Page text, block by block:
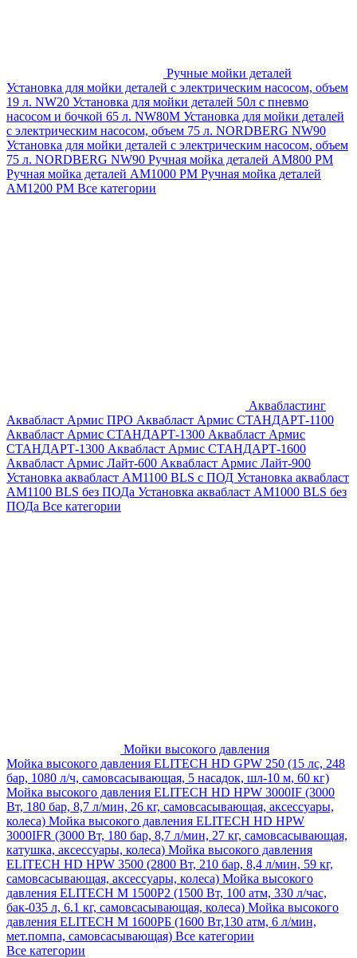
Ручные мойки деталей
Установка для мойки деталей с электрическим насосом, объем
19 л. NW20 Установка для мойки деталей 50л с пневмо
насосом и бочкой 65 л. NW80M Установка для мойки деталей
с электрическим насосом, объем 75 л. NORDBERG NW90
Установка для мойки деталей с электрическим насосом, объем
75 л. NORDBERG NW90 Ручная мойка деталей АМ800 РМ
Ручная мойка деталей АМ1000 РМ Ручная мойка деталей
АМ1200 РМ Все категории
Аквабластинг
Аквабласт Армис ПРО Аквабласт Армис СТАНДАРТ-1100
Аквабласт Армис СТАНДАРТ-1300 Аквабласт Армис
СТАНДАРТ-1300 Аквабласт Армис СТАНДАРТ-1600
Аквабласт Армис Лайт-600 Аквабласт Армис Лайт-900
Установка аквабласт AM1100 BLS с ПОД Установка аквабласт
AM1100 BLS без ПОДа Установка аквабласт AM1000 BLS без
ПОДа Все категории
Мойки высокого давления
Мойка высокого давления ELITECH HD GPW 250 (15 лс, 248
бар, 1080 л/ч, самовсасывающая, 5 насадок, шл-10 м, 60 кг)
Мойка высокого давления ELITECH HD HPW 3000IF (3000
Вт, 180 бар, 8,7 л/мин, 26 кг, самовсасывающая, аксессуары,
колеса) Мойка высокого давления ELITECH HD HPW
3000IFR (3000 Вт, 180 бар, 8,7 л/мин, 27 кг, самовсасывающая,
катушка, аксессуары, колеса) Мойка высокого давления
ELITECH HD HPW 3500 (2800 Вт, 210 бар, 8,4 л/мин, 59 кг,
самовсасывающая, аксессуары, колеса) Мойка высокого
давления ELITECH M 1500P2 (1500 Вт, 100 атм, 330 л/час,
бак-035 л, 6.1 кг, самовсасывающая, колеса) Мойка высокого
давления ELITECH М 1600РБ (1600 Вт,130 атм, 6 л/мин,
мет.помпа, самовсасывающая) Все категории
Все категории